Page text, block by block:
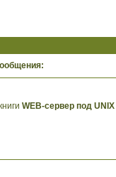
WEB-сервер под